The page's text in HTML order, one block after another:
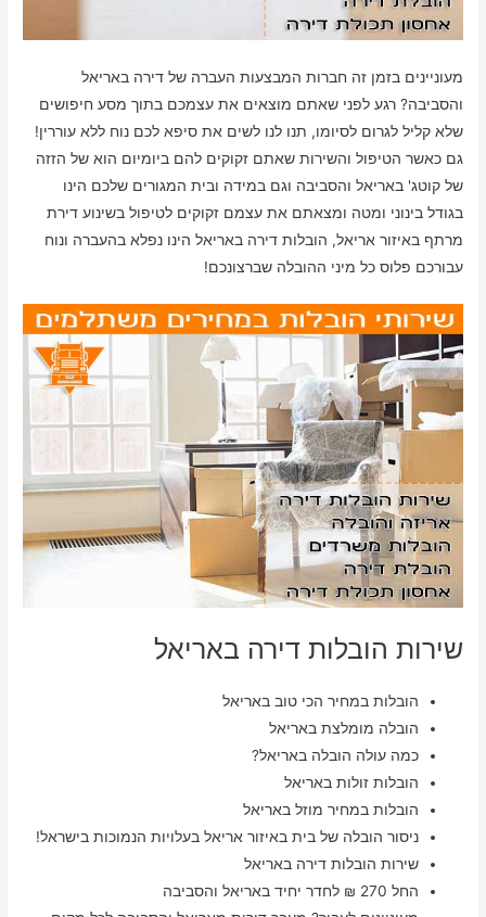
מעוניינים בזמן זה חברות המבצעות העברה של דירה באריאל
והסביבה? רגע לפני שאתם מוצאים את עצמכם בתוך מסע חיפושים
שלא קליל לגרום לסיומו, תנו לנו לשים את סיפא לכם נוח ללא עוררין!
גם כאשר הטיפול והשירות שאתם זקוקים להם ביומיום הוא של הזזה
של קוטג' באריאל והסביבה וגם במידה ובית המגורים שלכם הינו
בגודל בינוני ומטה ומצאתם את עצמם זקוקים לטיפול בשינוע דירת
מרתף באיזור אריאל, הובלות דירה באריאל הינו נפלא בהעברה ונוח
עבורכם פלוס כל מיני ההובלה שברצונכם!
שירות הובלות דירה באריאל
הובלות במחיר הכי טוב באריאל
הובלה מומלצת באריאל
כמה עולה הובלה באריאל?
הובלות זולות באריאל
הובלות במחיר מוזל באריאל
ניסור הובלה של בית באיזור אריאל בעלויות הנמוכות בישראל!
שירות הובלות דירה באריאל
החל 270 ₪ לחדר יחיד באריאל והסביבה